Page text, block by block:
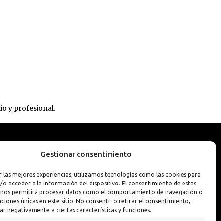
Gestionar consentimiento
las mejores experiencias, utilizamos tecnologías como las cookies para
o acceder a la información del dispositivo. El consentimiento de estas
permitirá procesar datos como el comportamiento de navegación o
únicas en este sitio. No consentir o retirar el consentimiento,
negativamente a ciertas características y funciones.
y profesional.